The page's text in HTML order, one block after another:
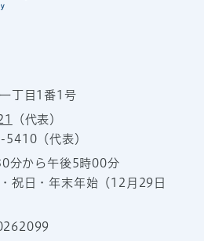
丁目1番1号
（代表）
（代表）
分から午後5時00分
祝日・年末年始（12月29日